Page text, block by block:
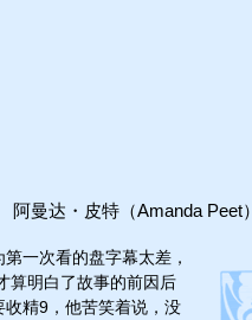
曼达・皮特（Amanda Peet）
一次看的盘字幕太差，
算明白了故事的前因后
精9，他苦笑着说，没